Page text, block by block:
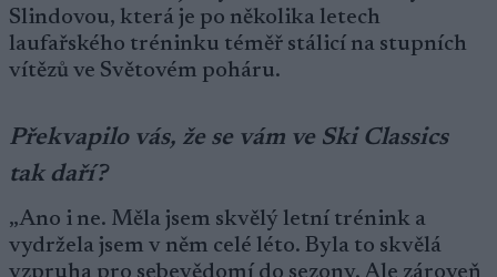
Slindovou, která je po několika letech
laufařského tréninku téměř stálicí na stupních
vítězů ve Světovém poháru.
Překvapilo vás, že se vám ve Ski Classics
tak daří?
„Ano i ne. Měla jsem skvělý letní trénink a
vydržela jsem v něm celé léto. Byla to skvělá
vzpruha pro sebevědomí do sezony. Ale zároveň